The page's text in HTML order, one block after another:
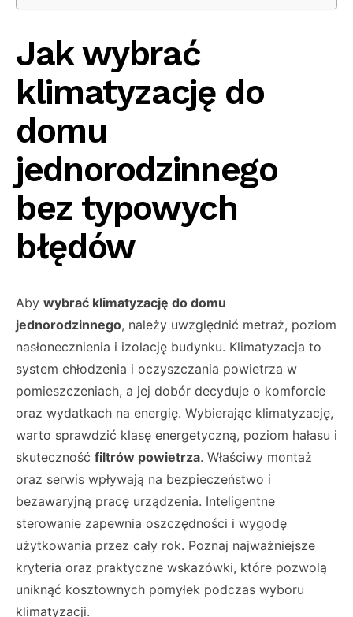
Jak wybrać
klimatyzację do
domu
jednorodzinnego
bez typowych
błędów
Aby wybrać klimatyzację do domu
jednorodzinnego, należy uwzględnić metraż, poziom
nasłonecznienia i izolację budynku. Klimatyzacja to
system chłodzenia i oczyszczania powietrza w
pomieszczeniach, a jej dobór decyduje o komforcie
oraz wydatkach na energię. Wybierając klimatyzację,
warto sprawdzić klasę energetyczną, poziom hałasu i
skuteczność filtrów powietrza. Właściwy montaż
oraz serwis wpływają na bezpieczeństwo i
bezawaryjną pracę urządzenia. Inteligentne
sterowanie zapewnia oszczędności i wygodę
użytkowania przez cały rok. Poznaj najważniejsze
kryteria oraz praktyczne wskazówki, które pozwolą
uniknąć kosztownych pomyłek podczas wyboru
klimatyzacji.